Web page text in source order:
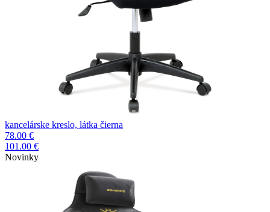
kancelárske kreslo, látka čierna
78.00 €
101.00 €
Novinky